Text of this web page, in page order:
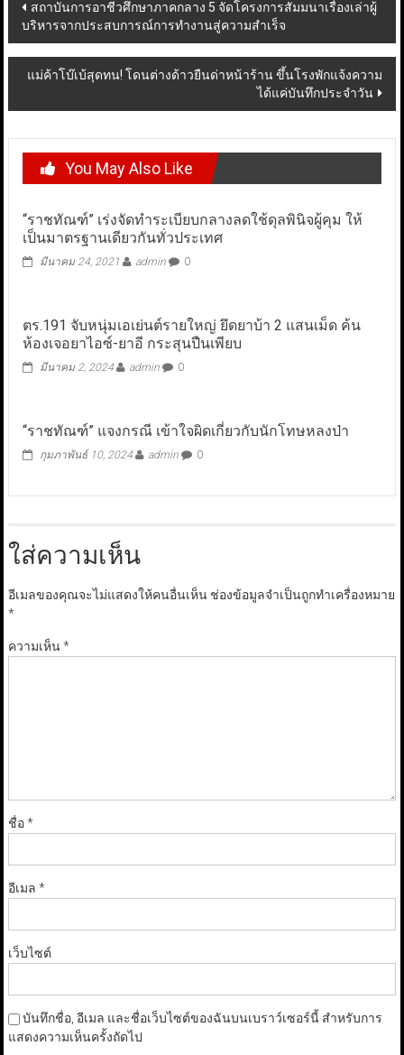
navigation
สถาบันการอาชีวศึกษาภาคกลาง 5 จัดโครงการสัมมนาเรื่องเล่าผู้
บริหารจากประสบการณ์การทำงานสู่ความสำเร็จ
แม่ค้าโบ๊เบ้สุดทน! โดนต่างด้าวยืนด่าหน้าร้าน ขึ้นโรงพักแจ้งความ
ได้แค่บันทึกประจำวัน
You May Also Like
“ราชทัณฑ์” เร่งจัดทำระเบียบกลางลดใช้ดุลพินิจผู้คุม ให้
เป็นมาตรฐานเดียวกันทั่วประเทศ
มีนาคม 24, 2021 admin 0
ตร.191 จับหนุ่มเอเย่นต์รายใหญ่ ยึดยาบ้า 2 แสนเม็ด ค้น
ห้องเจอยาไอซ์-ยาอี กระสุนปืนเพียบ
มีนาคม 2, 2024 admin 0
“ราชทัณฑ์” แจงกรณี เข้าใจผิดเกี่ยวกับนักโทษหลงป่า
กุมภาพันธ์ 10, 2024 admin 0
ใส่ความเห็น
อีเมลของคุณจะไม่แสดงให้คนอื่นเห็น ช่องข้อมูลจำเป็นถูกทำเครื่องหมาย
*
ความเห็น*
ชื่อ*
อีเมล *
เว็บไซต์
บันทึกชื่อ, อีเมล และชื่อเว็บไซต์ของฉันบนเบราว์เซอร์นี้ สำหรับการ
แสดงความเห็นครั้งถัดไป